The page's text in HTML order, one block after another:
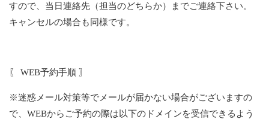
すので、当日連絡先（担当のどちらか）までご連絡下さい。
キャンセルの場合も同様です。
〖 WEB予約手順 〗
※迷惑メール対策等でメールが届かない場合がございますの
で、WEBからご予約の際は以下のドメインを受信できるよう